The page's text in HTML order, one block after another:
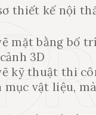
thiết kế nội
mặt bằng bố
3D
kỹ thuật thi
mục vật liệu,